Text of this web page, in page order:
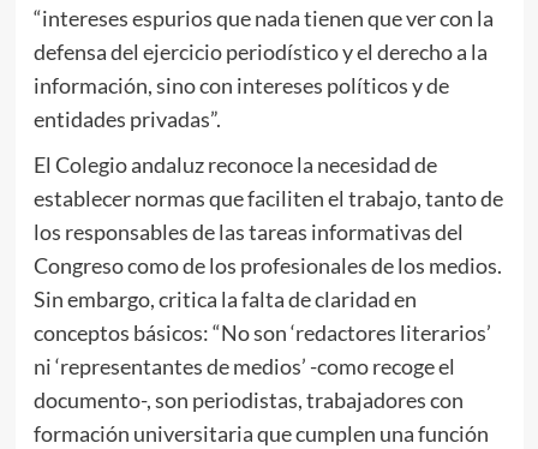
“intereses espurios que nada tienen que ver con la
defensa del ejercicio periodístico y el derecho a la
información, sino con intereses políticos y de
entidades privadas”.
El Colegio andaluz reconoce la necesidad de
establecer normas que faciliten el trabajo, tanto de
los responsables de las tareas informativas del
Congreso como de los profesionales de los medios.
Sin embargo, critica la falta de claridad en
conceptos básicos: “No son ‘redactores literarios’
ni ‘representantes de medios’ -como recoge el
documento-, son periodistas, trabajadores con
formación universitaria que cumplen una función